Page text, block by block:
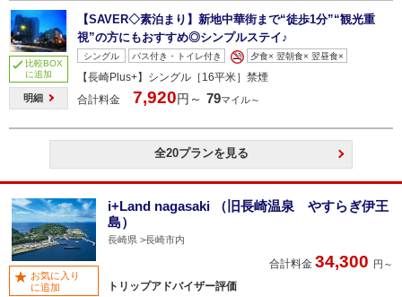
比較BOX
に追加
明細
【SAVER◇素泊まり】新地中華街まで“徒歩1分”“観光重
視”の方にもおすすめ◎シンプルステイ♪
シングル バス付き・トイレ付き 夕食× 翌朝食× 翌昼食×
【長崎Plus+】シングル［16平米］禁煙
合計料金
7,920円～ 79マイル～
全20プランを見る
i+Land nagasaki （旧長崎温泉 やすらぎ伊王
島）
長崎県 長崎市内
合計料金 34,300 円～
トリップアドバイザー評価
お気に入り
に追加